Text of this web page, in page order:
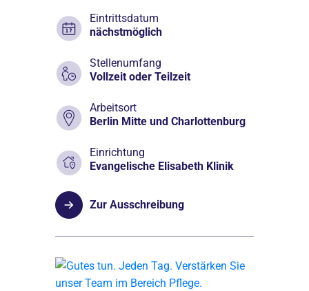
Eintrittsdatum
nächstmöglich
Stellenumfang
Vollzeit oder Teilzeit
Arbeitsort
Berlin Mitte und Charlottenburg
Einrichtung
Evangelische Elisabeth Klinik
Zur Ausschreibung